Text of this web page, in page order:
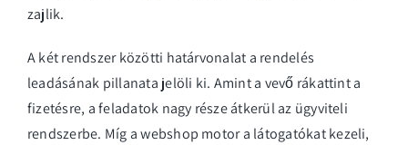
zajlik.
A két rendszer közötti határvonalat a rendelés
leadásának pillanata jelöli ki. Amint a vevő rákattint a
fizetésre, a feladatok nagy része átkerül az ügyviteli
rendszerbe. Míg a webshop motor a látogatókat kezeli,